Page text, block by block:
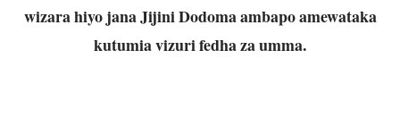
wizara hiyo jana Jijini Dodoma ambapo amewataka
kutumia vizuri fedha za umma.